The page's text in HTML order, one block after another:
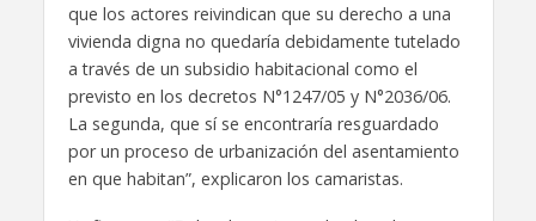
que los actores reivindican que su derecho a una
vivienda digna no quedaría debidamente tutelado
a través de un subsidio habitacional como el
previsto en los decretos N°1247/05 y N°2036/06.
La segunda, que sí se encontraría resguardado
por un proceso de urbanización del asentamiento
en que habitan”, explicaron los camaristas.